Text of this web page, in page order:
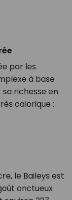
par les
à base
richesse en
calorique :
le Baileys est
onctueux